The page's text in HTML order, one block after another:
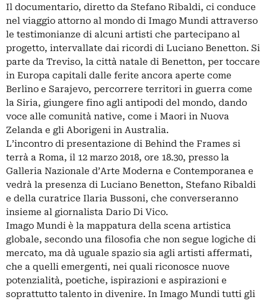
Il documentario, diretto da Stefano Ribaldi, ci conduce
nel viaggio attorno al mondo di Imago Mundi attraverso
le testimonianze di alcuni artisti che partecipano al
progetto, intervallate dai ricordi di Luciano Benetton. Si
parte da Treviso, la città natale di Benetton, per toccare
in Europa capitali dalle ferite ancora aperte come
Berlino e Sarajevo, percorrere territori in guerra come
la Siria, giungere fino agli antipodi del mondo, dando
voce alle comunità native, come i Maori in Nuova
Zelanda e gli Aborigeni in Australia.
L’incontro di presentazione di Behind the Frames si
terrà a Roma, il 12 marzo 2018, ore 18.30, presso la
Galleria Nazionale d’Arte Moderna e Contemporanea e
vedrà la presenza di Luciano Benetton, Stefano Ribaldi
e della curatrice Ilaria Bussoni, che converseranno
insieme al giornalista Dario Di Vico.
Imago Mundi è la mappatura della scena artistica
globale, secondo una filosofia che non segue logiche di
mercato, ma dà uguale spazio sia agli artisti affermati,
che a quelli emergenti, nei quali riconosce nuove
potenzialità, poetiche, ispirazioni e aspirazioni e
soprattutto talento in divenire. In Imago Mundi tutti gli